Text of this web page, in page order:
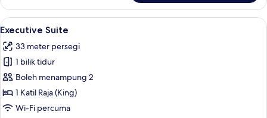
Double
Room,
City
Lihat
semua
foto
untuk
Executive
Suite
Peralatan tempat tidur premium, bar
3
Executive Suite
33 meter persegi
1 bilik tidur
Boleh menampung 2
1 Katil Raja (King)
Wi-Fi percuma